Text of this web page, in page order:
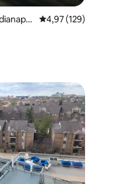
20 commentaires : 4,8 sur 5
Évaluation moyenne
4,97 (129)